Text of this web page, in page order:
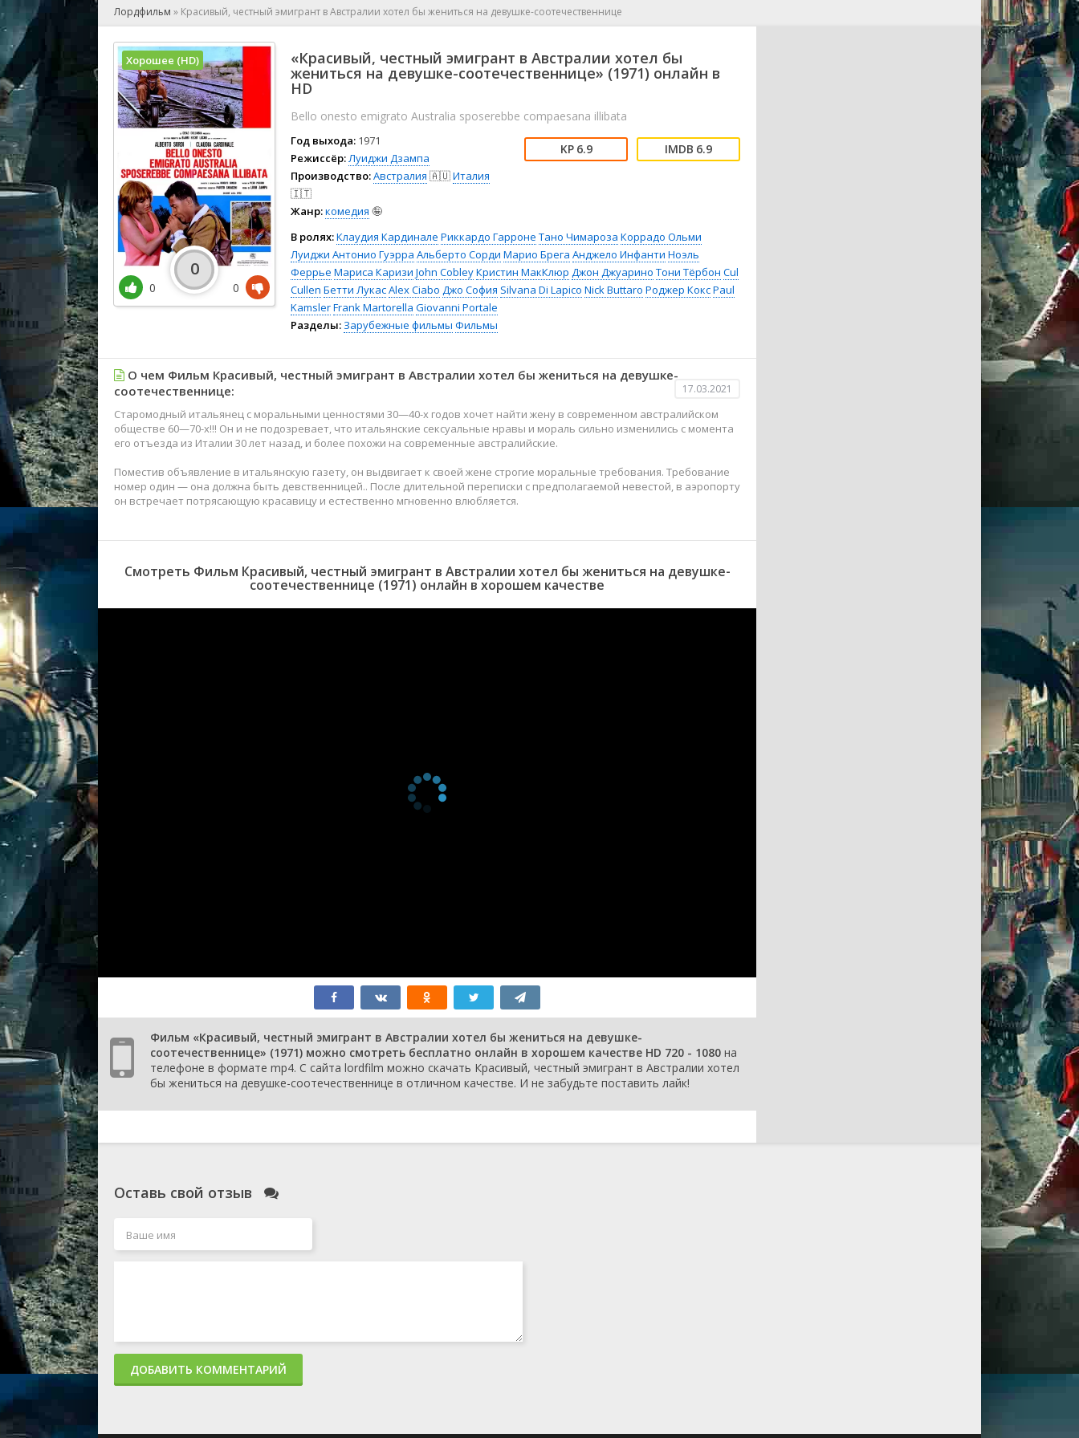
🕺 Мюзикл
👨‍💼 Новости
🎒 Приключения
👨‍💻 Реальное тв
⚽ Спорт
🧙‍♀️ Фантастика
🤠 Фильм-нуар
🏅 Церемония
Лордфильм » Красивый, честный эмигрант в Австралии хотел бы жениться на девушке-соотечественнице
«Красивый, честный эмигрант в Австралии хотел бы
жениться на девушке-соотечественнице» (1971) онлайн в
HD
Bello onesto emigrato Australia sposerebbe compaesana illibata
Год выхода: 1971
Режиссёр:Луиджи Дзампа
Производство:Австралия 🇦🇺Италия
🇮🇹
Жанр:комедия 🤪
6.9 6.9
В ролях:Клаудия Кардинале Риккардо Гарроне Тано Чимароза Коррадо Ольми
Луиджи Антонио Гуэрра Альберто Сорди Марио Брега Анджело Инфанти Ноэль
Феррье Мариса Каризи John CobleyКристин МакКлюр Джон Джуарино Тони Тёрбон Cul
Cullen Бетти ЛукасAlex Ciabo Джо София Silvana Di Lapico Nick Buttaro Роджер КоксPaul
KamslerFrank Martorella Giovanni Portale
Разделы: Зарубежные фильмы Фильмы
Хорошее (HD)
0
0
0
О чем Фильм Красивый, честный эмигрант в Австралии хотел бы жениться на девушке-
соотечественнице:
17.03.2021
Старомодный итальянец с моральными ценностями 30—40-х годов хочет найти жену в современном австралийском
обществе 60—70-х!!! Он и не подозревает, что итальянские сексуальные нравы и мораль сильно изменились с момента
его отъезда из Италии 30 лет назад, и более похожи на современные австралийские.
Поместив объявление в итальянскую газету, он выдвигает к своей жене строгие моральные требования. Требование
номер один — она должна быть девственницей.. После длительной переписки с предполагаемой невестой, в аэропорту
он встречает потрясающую красавицу и естественно мгновенно влюбляется.
Смотреть Фильм Красивый, честный эмигрант в Австралии хотел бы жениться на девушке-
соотечественнице (1971) онлайн в хорошем качестве
Фильм «Красивый, честный эмигрант в Австралии хотел бы жениться на девушке-
соотечественнице» (1971) можно смотреть бесплатно онлайн в хорошем качестве HD 720 - 1080 на
телефоне в формате mp4. С сайта lordfilm можно скачать Красивый, честный эмигрант в Австралии хотел
бы жениться на девушке-соотечественнице в отличном качестве. И не забудьте поставить лайк!
Оставь свой отзыв
ДОБАВИТЬ КОММЕНТАРИЙ